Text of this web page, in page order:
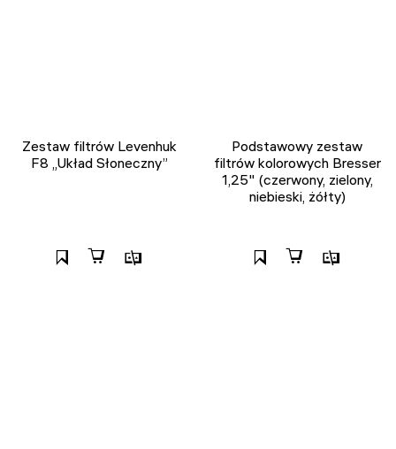
Zestaw filtrów Levenhuk
F8 „Układ Słoneczny”
Podstawowy zestaw
filtrów kolorowych Bresser
1,25" (czerwony, zielony,
niebieski, żółty)